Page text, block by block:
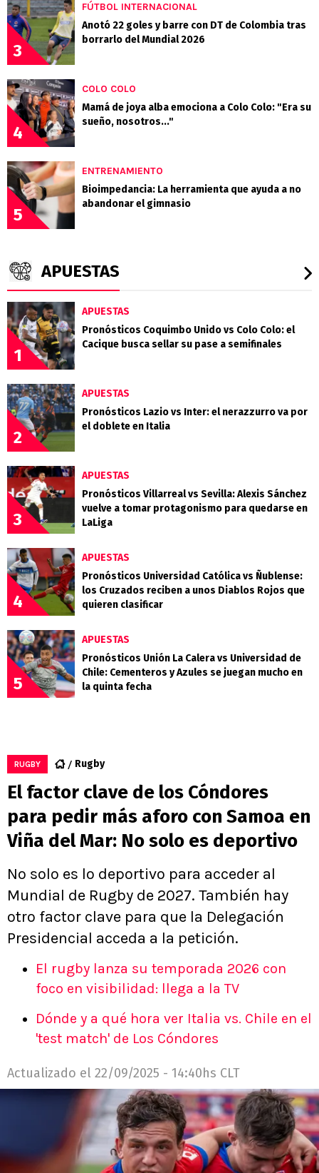
3
FÚTBOL INTERNACIONAL
Anotó 22 goles y barre con DT de Colombia tras
borrarlo del Mundial 2026
4
COLO COLO
Mamá de joya alba emociona a Colo Colo: "Era su
sueño, nosotros..."
5
ENTRENAMIENTO
Bioimpedancia: La herramienta que ayuda a no
abandonar el gimnasio
APUESTAS
1
APUESTAS
Pronósticos Coquimbo Unido vs Colo Colo: el
Cacique busca sellar su pase a semifinales
2
APUESTAS
Pronósticos Lazio vs Inter: el nerazzurro va por
el doblete en Italia
3
APUESTAS
Pronósticos Villarreal vs Sevilla: Alexis Sánchez
vuelve a tomar protagonismo para quedarse en
LaLiga
4
APUESTAS
Pronósticos Universidad Católica vs Ñublense:
los Cruzados reciben a unos Diablos Rojos que
quieren clasificar
5
APUESTAS
Pronósticos Unión La Calera vs Universidad de
Chile: Cementeros y Azules se juegan mucho en
la quinta fecha
RUGBY Rugby
El factor clave de los Cóndores
para pedir más aforo con Samoa en
Viña del Mar: No solo es deportivo
No solo es lo deportivo para acceder al
Mundial de Rugby de 2027. También hay
otro factor clave para que la Delegación
Presidencial acceda a la petición.
El rugby lanza su temporada 2026 con
foco en visibilidad: llega a la TV
Dónde y a qué hora ver Italia vs. Chile en el
'test match' de Los Cóndores
Actualizado el 22/09/2025 - 14:40hs CLT